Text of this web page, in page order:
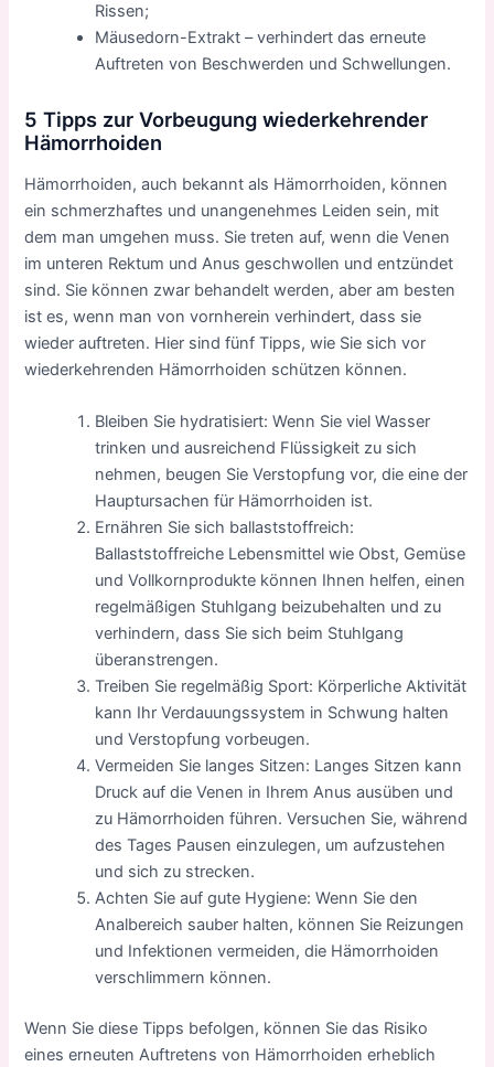
Rissen;
Mäusedorn-Extrakt – verhindert das erneute
Auftreten von Beschwerden und Schwellungen.
5 Tipps zur Vorbeugung wiederkehrender
Hämorrhoiden
Hämorrhoiden, auch bekannt als Hämorrhoiden, können
ein schmerzhaftes und unangenehmes Leiden sein, mit
dem man umgehen muss. Sie treten auf, wenn die Venen
im unteren Rektum und Anus geschwollen und entzündet
sind. Sie können zwar behandelt werden, aber am besten
ist es, wenn man von vornherein verhindert, dass sie
wieder auftreten. Hier sind fünf Tipps, wie Sie sich vor
wiederkehrenden Hämorrhoiden schützen können.
Bleiben Sie hydratisiert: Wenn Sie viel Wasser
trinken und ausreichend Flüssigkeit zu sich
nehmen, beugen Sie Verstopfung vor, die eine der
Hauptursachen für Hämorrhoiden ist.
Ernähren Sie sich ballaststoffreich:
Ballaststoffreiche Lebensmittel wie Obst, Gemüse
und Vollkornprodukte können Ihnen helfen, einen
regelmäßigen Stuhlgang beizubehalten und zu
verhindern, dass Sie sich beim Stuhlgang
überanstrengen.
Treiben Sie regelmäßig Sport: Körperliche Aktivität
kann Ihr Verdauungssystem in Schwung halten
und Verstopfung vorbeugen.
Vermeiden Sie langes Sitzen: Langes Sitzen kann
Druck auf die Venen in Ihrem Anus ausüben und
zu Hämorrhoiden führen. Versuchen Sie, während
des Tages Pausen einzulegen, um aufzustehen
und sich zu strecken.
Achten Sie auf gute Hygiene: Wenn Sie den
Analbereich sauber halten, können Sie Reizungen
und Infektionen vermeiden, die Hämorrhoiden
verschlimmern können.
Wenn Sie diese Tipps befolgen, können Sie das Risiko
eines erneuten Auftretens von Hämorrhoiden erheblich